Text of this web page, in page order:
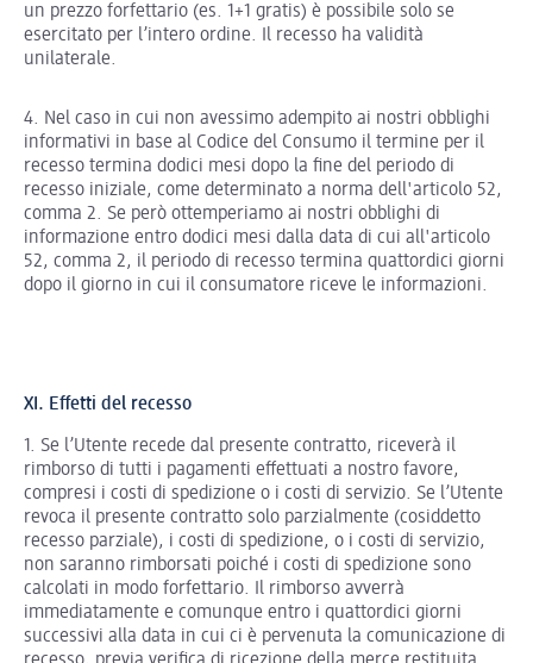
un prezzo forfettario (es. 1+1 gratis) è possibile solo se
esercitato per l’intero ordine. Il recesso ha validità
unilaterale.
4. Nel caso in cui non avessimo adempito ai nostri obblighi
informativi in base al Codice del Consumo il termine per il
recesso termina dodici mesi dopo la fine del periodo di
recesso iniziale, come determinato a norma dell'articolo 52,
comma 2. Se però ottemperiamo ai nostri obblighi di
informazione entro dodici mesi dalla data di cui all'articolo
52, comma 2, il periodo di recesso termina quattordici giorni
dopo il giorno in cui il consumatore riceve le informazioni.
XI. Effetti del recesso
1. Se l’Utente recede dal presente contratto, riceverà il
rimborso di tutti i pagamenti effettuati a nostro favore,
compresi i costi di spedizione o i costi di servizio. Se l’Utente
revoca il presente contratto solo parzialmente (cosiddetto
recesso parziale), i costi di spedizione, o i costi di servizio,
non saranno rimborsati poiché i costi di spedizione sono
calcolati in modo forfettario. Il rimborso avverrà
immediatamente e comunque entro i quattordici giorni
successivi alla data in cui ci è pervenuta la comunicazione di